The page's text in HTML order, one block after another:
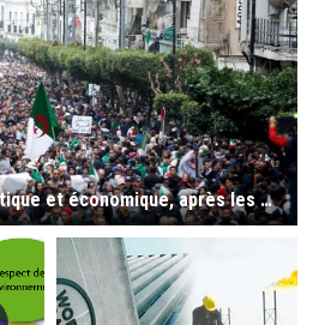
Quelles solutions, politique et économique, après les manifestations de la population algérienne du 22 février au 26 avril 2019